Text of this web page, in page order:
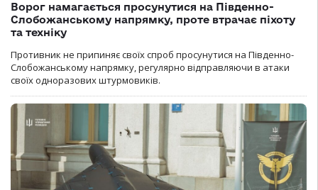
Ворог намагається просунутися на Південно-
Слобожанському напрямку, проте втрачає піхоту
та техніку
Противник не припиняє своїх спроб просунутися на Південно-
Слобожанському напрямку, регулярно відправляючи в атаки
своїх одноразових штурмовиків.